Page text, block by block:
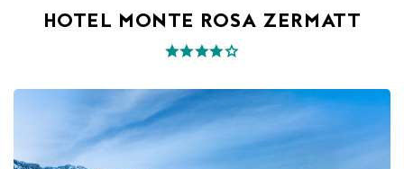
HOTEL MONTE ROSA ZERMATT